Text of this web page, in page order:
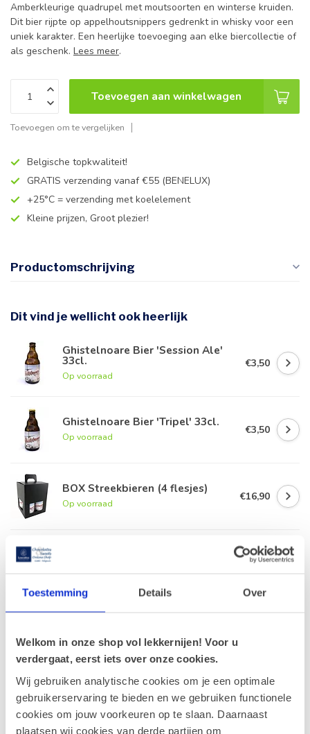
Toestemming Details Over
Welkom in onze shop vol lekkernijen! Voor u
verdergaat, eerst iets over onze cookies.
Wij gebruiken analytische cookies om je een optimale
gebruikerservaring te bieden en we gebruiken functionele
cookies om jouw voorkeuren op te slaan. Daarnaast
plaatsen wij cookies van derde partijen om
Amberkleurige quadrupel met moutsoorten en winterse kruiden.
Dit bier rijpte op appelhoutsnippers gedrenkt in whisky voor een
uniek karakter. Een heerlijke toevoeging aan elke biercollectie of
als geschenk. Lees meer.
Toevoegen aan winkelwagen
Toevoegen om te vergelijken
Belgische topkwaliteit!
GRATIS verzending vanaf €55 (BENELUX)
+25°C = verzending met koelelement
Kleine prijzen, Groot plezier!
Productomschrijving
Dit vind je wellicht ook heerlijk
Ghistelnoare Bier 'Session Ale'
33cl.
Op voorraad
€3,50
Ghistelnoare Bier 'Tripel' 33cl.
Op voorraad
€3,50
BOX Streekbieren (4 flesjes)
Op voorraad
€16,90
€61,90
Op voorraad
Recent bekeken